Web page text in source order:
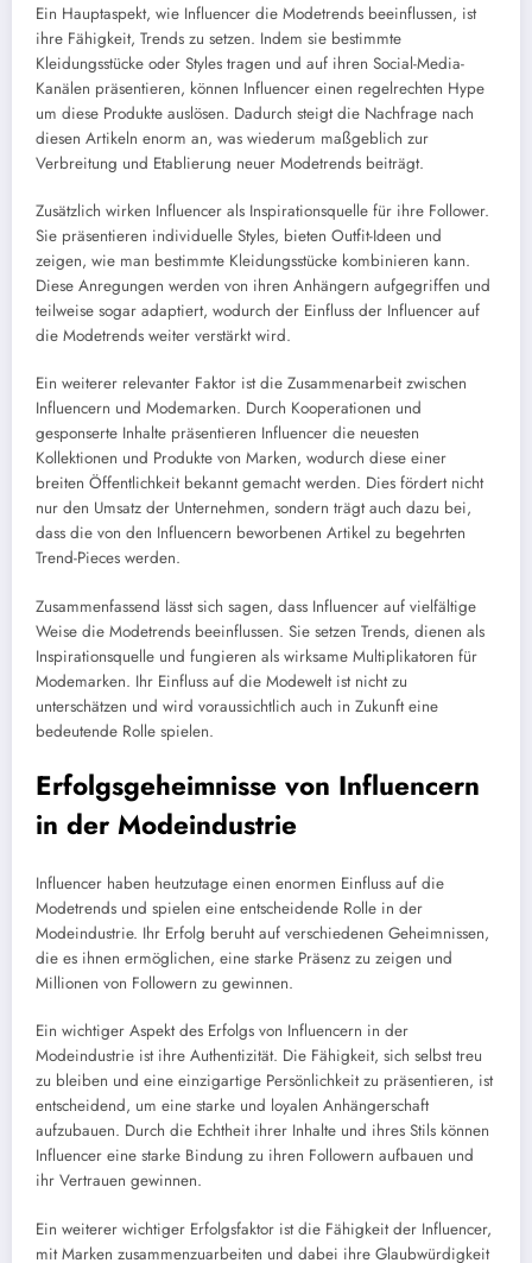
Ein Hauptaspekt, wie Influencer die Modetrends beeinflussen, ist
ihre Fähigkeit, Trends zu setzen. Indem sie bestimmte
Kleidungsstücke oder Styles tragen und auf ihren Social-Media-
Kanälen präsentieren, können Influencer einen regelrechten Hype
um diese Produkte auslösen. Dadurch steigt die Nachfrage nach
diesen Artikeln enorm an, was wiederum maßgeblich zur
Verbreitung und Etablierung neuer Modetrends beiträgt.
Zusätzlich wirken Influencer als Inspirationsquelle für ihre Follower.
Sie präsentieren individuelle Styles, bieten Outfit-Ideen und
zeigen, wie man bestimmte Kleidungsstücke kombinieren kann.
Diese Anregungen werden von ihren Anhängern aufgegriffen und
teilweise sogar adaptiert, wodurch der Einfluss der Influencer auf
die Modetrends weiter verstärkt wird.
Ein weiterer relevanter Faktor ist die Zusammenarbeit zwischen
Influencern und Modemarken. Durch Kooperationen und
gesponserte Inhalte präsentieren Influencer die neuesten
Kollektionen und Produkte von Marken, wodurch diese einer
breiten Öffentlichkeit bekannt gemacht werden. Dies fördert nicht
nur den Umsatz der Unternehmen, sondern trägt auch dazu bei,
dass die von den Influencern beworbenen Artikel zu begehrten
Trend-Pieces werden.
Zusammenfassend lässt sich sagen, dass Influencer auf vielfältige
Weise die Modetrends beeinflussen. Sie setzen Trends, dienen als
Inspirationsquelle und fungieren als wirksame Multiplikatoren für
Modemarken. Ihr Einfluss auf die Modewelt ist nicht zu
unterschätzen und wird voraussichtlich auch in Zukunft eine
bedeutende Rolle spielen.
Erfolgsgeheimnisse von Influencern
in der Modeindustrie
Influencer haben heutzutage einen enormen Einfluss auf die
Modetrends und spielen eine entscheidende Rolle in der
Modeindustrie. Ihr Erfolg beruht auf verschiedenen Geheimnissen,
die es ihnen ermöglichen, eine starke Präsenz zu zeigen und
Millionen von Followern zu gewinnen.
Ein wichtiger Aspekt des Erfolgs von Influencern in der
Modeindustrie ist ihre Authentizität. Die Fähigkeit, sich selbst treu
zu bleiben und eine einzigartige Persönlichkeit zu präsentieren, ist
entscheidend, um eine starke und loyalen Anhängerschaft
aufzubauen. Durch die Echtheit ihrer Inhalte und ihres Stils können
Influencer eine starke Bindung zu ihren Followern aufbauen und
ihr Vertrauen gewinnen.
Ein weiterer wichtiger Erfolgsfaktor ist die Fähigkeit der Influencer,
mit Marken zusammenzuarbeiten und dabei ihre Glaubwürdigkeit